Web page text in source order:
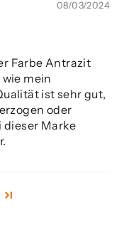
08/03/2024
Farbe Antrazit
mein
ist sehr gut,
oder
dieser Marke